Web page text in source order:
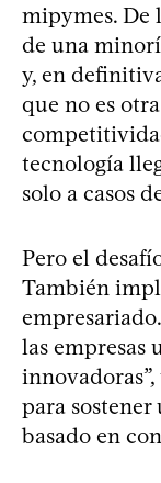
mipymes. De
de una
y, en
que no es
tecnología
solo a casos
Pero el
También
las empresas
para
basado en